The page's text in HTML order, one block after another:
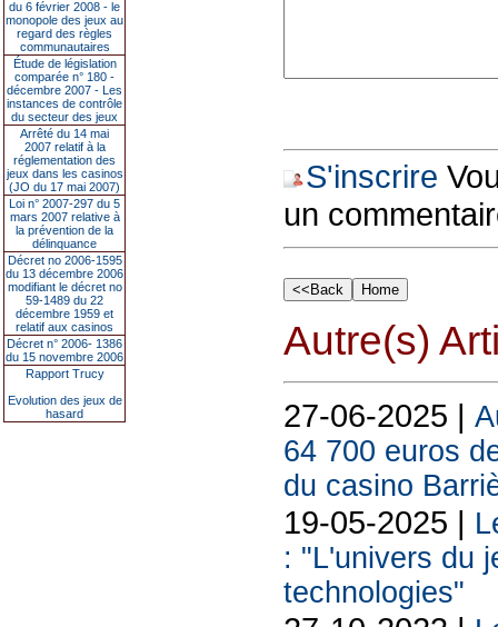
du 6 février 2008 - le
monopole des jeux au
regard des règles
communautaires
Étude de législation
comparée n° 180 -
décembre 2007 - Les
instances de contrôle
du secteur des jeux
Arrêté du 14 mai
2007 relatif à la
réglementation des
jeux dans les casinos
(JO du 17 mai 2007)
Loi n° 2007-297 du 5
mars 2007 relative à
la prévention de la
délinquance
Décret no 2006-1595
du 13 décembre 2006
modifiant le décret no
59-1489 du 22
décembre 1959 et
relatif aux casinos
Décret n° 2006- 1386
du 15 novembre 2006
Rapport Trucy
Evolution des jeux de
hasard
S'inscrire
un
Autre(s)
27-06-2025 |
64 700 euros
du casino
19-05-2025 |
: "L'univers du
technologies"